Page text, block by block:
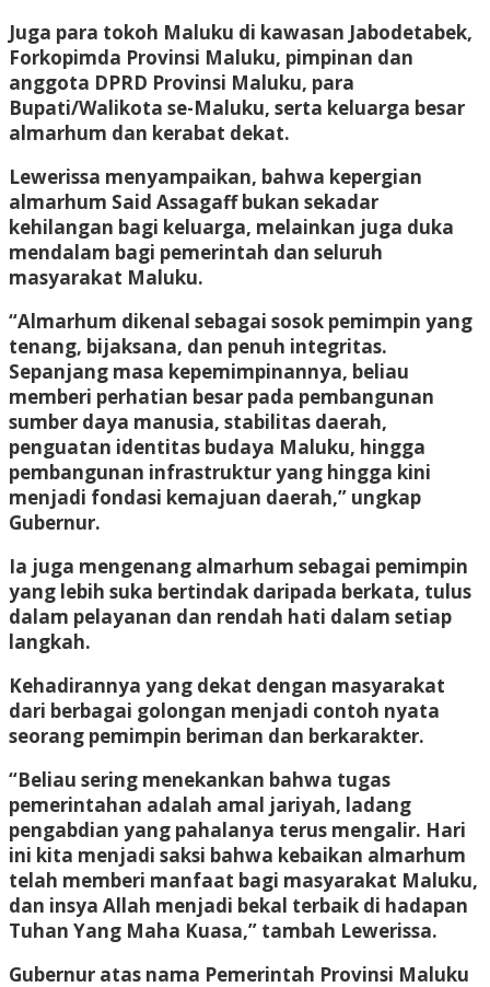
Juga para tokoh Maluku di kawasan Jabodetabek,
Forkopimda Provinsi Maluku, pimpinan dan
anggota DPRD Provinsi Maluku, para
Bupati/Walikota se-Maluku, serta keluarga besar
almarhum dan kerabat dekat.
Lewerissa menyampaikan, bahwa kepergian
almarhum Said Assagaff bukan sekadar
kehilangan bagi keluarga, melainkan juga duka
mendalam bagi pemerintah dan seluruh
masyarakat Maluku.
“Almarhum dikenal sebagai sosok pemimpin yang
tenang, bijaksana, dan penuh integritas.
Sepanjang masa kepemimpinannya, beliau
memberi perhatian besar pada pembangunan
sumber daya manusia, stabilitas daerah,
penguatan identitas budaya Maluku, hingga
pembangunan infrastruktur yang hingga kini
menjadi fondasi kemajuan daerah,” ungkap
Gubernur.
Ia juga mengenang almarhum sebagai pemimpin
yang lebih suka bertindak daripada berkata, tulus
dalam pelayanan dan rendah hati dalam setiap
langkah.
Kehadirannya yang dekat dengan masyarakat
dari berbagai golongan menjadi contoh nyata
seorang pemimpin beriman dan berkarakter.
“Beliau sering menekankan bahwa tugas
pemerintahan adalah amal jariyah, ladang
pengabdian yang pahalanya terus mengalir. Hari
ini kita menjadi saksi bahwa kebaikan almarhum
telah memberi manfaat bagi masyarakat Maluku,
dan insya Allah menjadi bekal terbaik di hadapan
Tuhan Yang Maha Kuasa,” tambah Lewerissa.
Gubernur atas nama Pemerintah Provinsi Maluku